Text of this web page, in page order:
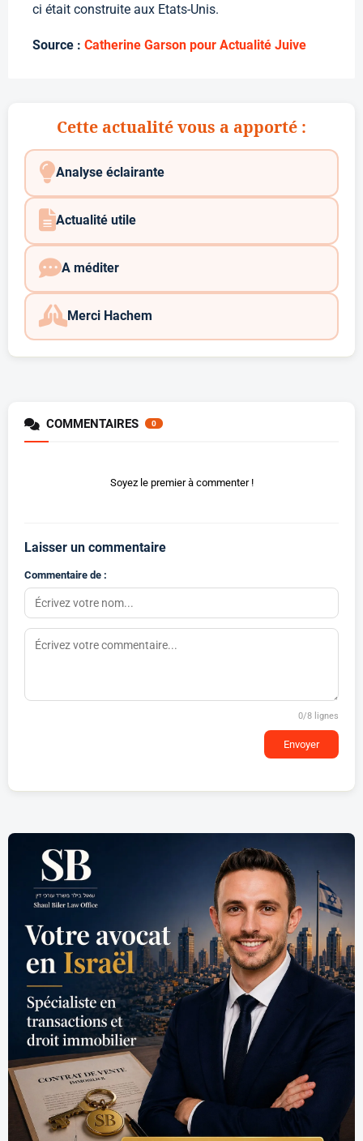
ci était construite aux Etats-Unis.
Source : Catherine Garson pour Actualité Juive
Cette actualité vous a apporté :
Analyse éclairante
Actualité utile
A méditer
Merci Hachem
COMMENTAIRES 0
Soyez le premier à commenter !
Laisser un commentaire
Commentaire de :
0/8 lignes
Envoyer